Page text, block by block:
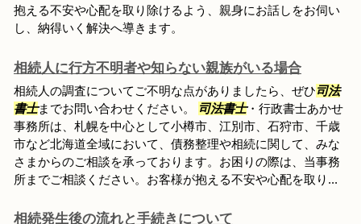
抱える不安や心配を取り除けるよう、親身にお話しをお伺い
し、納得いく解決へ導きます。
相続人に行方不明者や知らない親族がいる場合
相続人の調査についてご不明な点がありましたら、ぜひ司法
書士までお問い合わせください。 司法書士・行政書士あかせ
事務所は、札幌を中心として小樽市、江別市、石狩市、千歳
市など北海道全域において、債務整理や相続に関して、みな
さまからのご相談を承っております。お困りの際は、当事務
所までご相談ください。お客様が抱える不安や心配を取り...
相続発生後の流れと手続きについて